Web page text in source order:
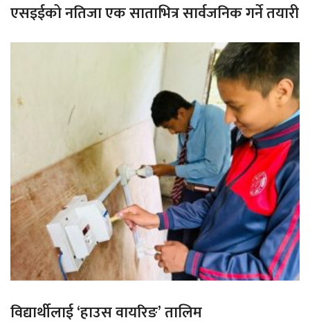
एसइईको नतिजा एक साताभित्र सार्वजनिक गर्ने तयारी
विद्यार्थीलाई ‘हाउस वायरिङ’ तालिम